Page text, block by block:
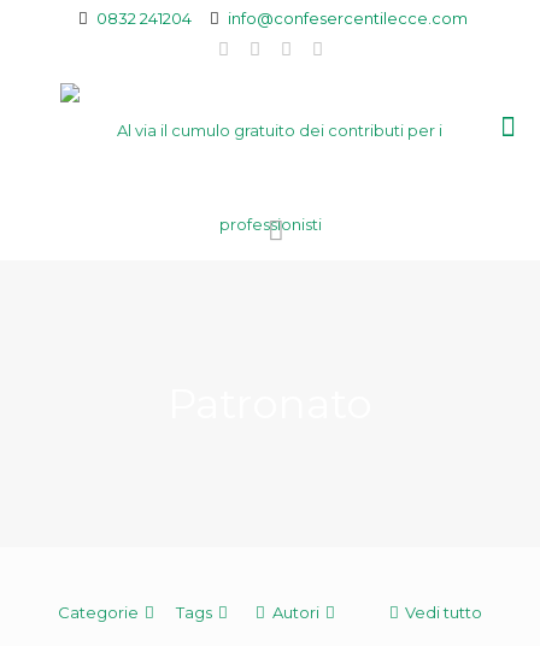
0832 241204 info@confesercentilecce.com
Categorie Tags Autori Vedi tutto